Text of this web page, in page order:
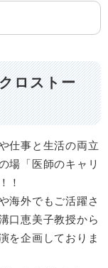
ロストー
仕事と生活の両立
場「医師のキャリ
！
海外でもご活躍さ
口恵美子教授から
を企画しておりま